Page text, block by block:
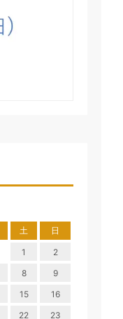
土 日
1
2
8
9
15
16
22
23